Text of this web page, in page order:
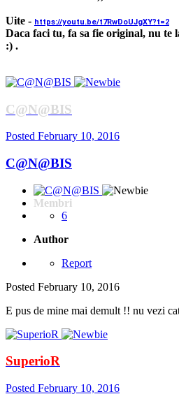
Uite - https://youtu.be/t7RwDoUJgXY?t=2
Daca faci tu, fa sa fie original, nu te
:) .
C@N@BIS
Posted February 10, 2016
C@N@BIS
Membri
6
Author
Report
Posted February 10, 2016
E pus de mine mai demult !! nu vezi
SuperioR
Posted February 10, 2016